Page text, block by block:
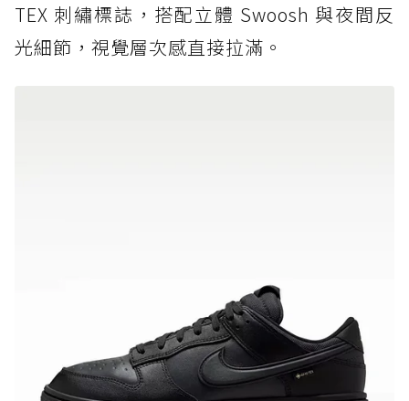
TEX 刺繡標誌，搭配立體 Swoosh 與夜間反
光細節，視覺層次感直接拉滿。